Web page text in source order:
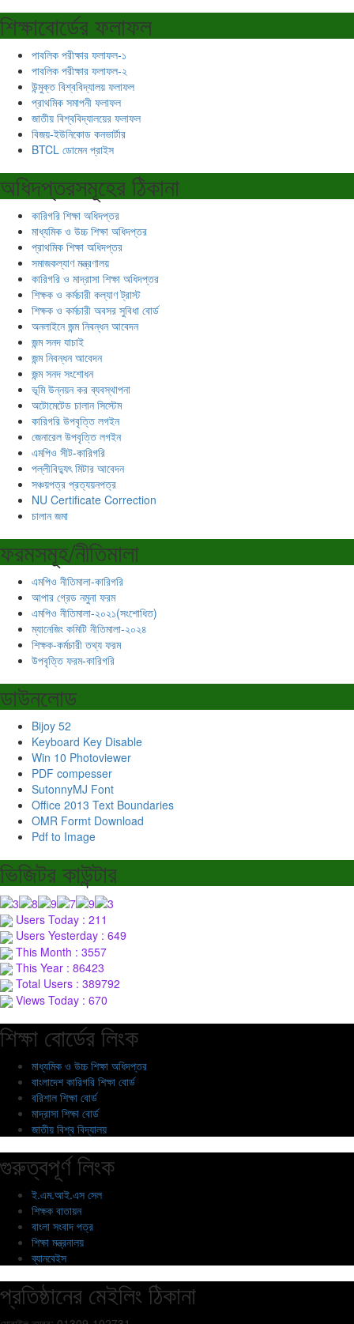
শিক্ষাবোর্ডের ফলাফল
পাবলিক পরীক্ষার ফলাফল-১
পাবলিক পরীক্ষার ফলাফল-২
উন্মুক্ত বিশ্ববিদ্যালয় ফলাফল
প্রাথমিক সমাপনী ফলাফল
জাতীয় বিশ্ববিদ্যালয়ের ফলাফল
বিজয়-ইউনিকোড কনভার্টার
BTCL ডোমেন প্রাইস
অধিদপ্তরসমূহের ঠিকানা
কারিগরি শিক্ষা অধিদপ্তর
মাধ্যমিক ও উচ্চ শিক্ষা অধিদপ্তর
প্রাথমিক শিক্ষা অধিদপ্তর
সমাজকল্যাণ মন্ত্রণালয়
কারিগরি ও মাদ্রাসা শিক্ষা অধিদপ্তর
শিক্ষক ও কর্মচারী কল্যাণ ট্রাস্ট
শিক্ষক ও কর্মচারী অবসর সুবিধা বোর্ড
অনলাইনে জন্ম নিবন্ধন আবেদন
জন্ম সনদ যাচাই
জন্ম নিবন্ধন আবেদন
জন্ম সনদ সংশোধন
ভূমি উন্নয়ন কর ব্যবস্থাপনা
অটোমেটেড চালান সিস্টেম
কারিগরি উপবৃত্তি লগইন
জেনারেল উপবৃত্তি লগইন
এমপিও সীট-কারিগরি
পল্লীবিদ্যুৎ মিটার আবেদন
সঞ্চয়পত্র প্রত্যয়নপত্র
NU Certificate Correction
চালান জমা
ফরমসমূহ/নীতিমালা
এমপিও নীতিমালা-কারিগরি
আপার গ্রেড নমুনা ফরম
এমপিও নীতিমালা-২০২১(সংশোধিত)
ম্যানেজিং কমিটি নীতিমালা-২০২৪
শিক্ষক-কর্মচারী তথ্য ফরম
উপবৃত্তি ফরম-কারিগরি
ডাউনলোড
Bijoy 52
Keyboard Key Disable
Win 10 Photoviewer
PDF compesser
SutonnyMJ Font
Office 2013 Text Boundaries
OMR Formt Download
Pdf to Image
ভিজিটর কাউন্টার
Users Today : 211
Users Yesterday : 649
This Month : 3557
This Year : 86423
Total Users : 389792
Views Today : 670
শিক্ষা বোর্ডের লিংক
মাধ্যমিক ও উচ্চ শিক্ষা অধিদপ্তর
বাংলাদেশ কারিগরি শিক্ষা বোর্ড
বরিশাল শিক্ষা বোর্ড
মাদ্রাসা শিক্ষা বোর্ড
জাতীয় বিশ্ব বিদ্যালয়
গুরুত্বপূর্ণ লিংক
ই.এম.আই.এস সেল
শিক্ষক বাতায়ন
বাংলা সংবাদ পত্র
শিক্ষা মন্ত্রনালয়
ব্যানবেইস
প্রতিষ্ঠানের মেইলিং ঠিকানা